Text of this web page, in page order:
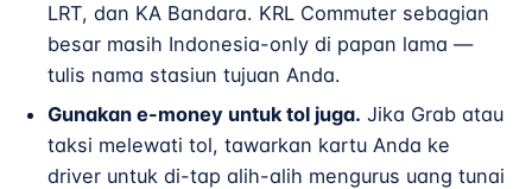
LRT, dan KA Bandara. KRL Commuter sebagian
besar masih Indonesia-only di papan lama —
tulis nama stasiun tujuan Anda.
Gunakan e-money untuk tol juga. Jika Grab atau
taksi melewati tol, tawarkan kartu Anda ke
driver untuk di-tap alih-alih mengurus uang tunai